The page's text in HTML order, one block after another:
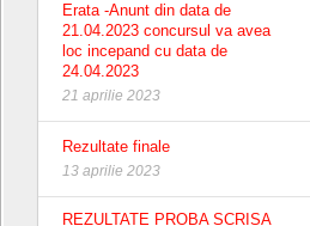
Erata -Anunt din data de
21.04.2023 concursul va avea
loc incepand cu data de
24.04.2023
21 aprilie 2023
Rezultate finale
13 aprilie 2023
REZULTATE PROBA SCRISA